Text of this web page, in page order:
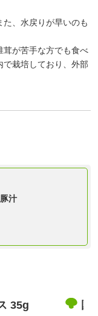
、水戻りが早いのも
茸が苦手な方でも食べ
栽培しており、外部
豚汁
35g 国